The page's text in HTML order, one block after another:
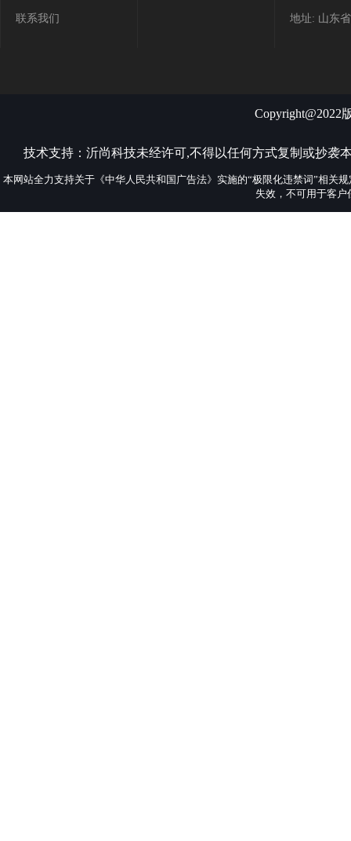
联系我们 地址: 山东
Copyright@2022
技术支持： 沂尚科技未经许可,不得以任何方式复制或抄袭
本网站全力支持关于《中华人民共和国广告法》实施的“极限化违禁词”相关
失效，不可用于客